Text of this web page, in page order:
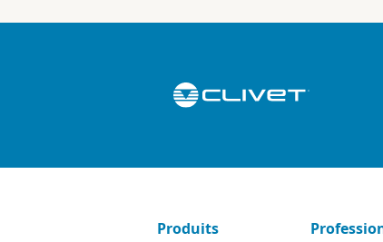
Produits